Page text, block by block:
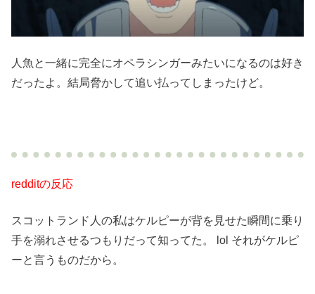
人魚と一緒に完全にオペラシンガーみたいになるのは好き
だったよ。結局脅かして追い払ってしまったけど。
redditの反応
スコットランド人の私はケルピーが背を見せた瞬間に乗り
手を溺れさせるつもりだって知ってた。 lol それがケルピ
ーと言うものだから。